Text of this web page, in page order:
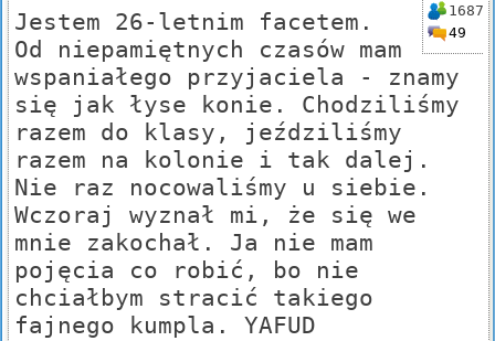
1687
49
Jestem 26-letnim facetem.
Od niepamiętnych czasów mam
wspaniałego przyjaciela - znamy
się jak łyse konie. Chodziliśmy
razem do klasy, jeździliśmy
razem na kolonie i tak dalej.
Nie raz nocowaliśmy u siebie.
Wczoraj wyznał mi, że się we
mnie zakochał. Ja nie mam
pojęcia co robić, bo nie
chciałbym stracić takiego
fajnego kumpla. YAFUD